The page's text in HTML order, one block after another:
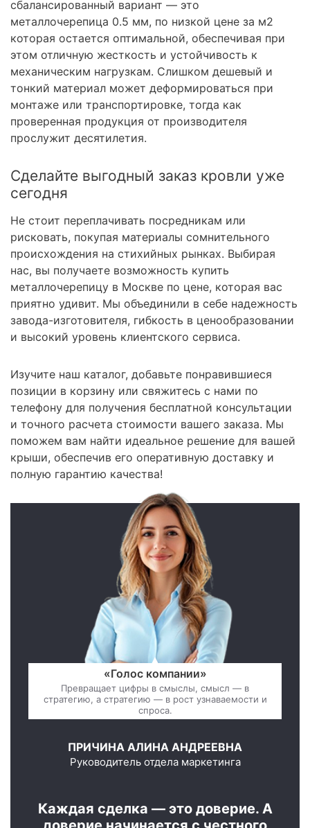
сбалансированный вариант — это
металлочерепица 0.5 мм, по низкой цене за м2
которая остается оптимальной, обеспечивая при
этом отличную жесткость и устойчивость к
механическим нагрузкам. Слишком дешевый и
тонкий материал может деформироваться при
монтаже или транспортировке, тогда как
проверенная продукция от производителя
прослужит десятилетия.
Сделайте выгодный заказ кровли уже
сегодня
Не стоит переплачивать посредникам или
рисковать, покупая материалы сомнительного
происхождения на стихийных рынках. Выбирая
нас, вы получаете возможность купить
металлочерепицу в Москве по цене, которая вас
приятно удивит. Мы объединили в себе надежность
завода-изготовителя, гибкость в ценообразовании
и высокий уровень клиентского сервиса.
Изучите наш каталог, добавьте понравившиеся
позиции в корзину или свяжитесь с нами по
телефону для получения бесплатной консультации
и точного расчета стоимости вашего заказа. Мы
поможем вам найти идеальное решение для вашей
крыши, обеспечив его оперативную доставку и
полную гарантию качества!
«Голос компании»
Превращает цифры в смыслы, смысл — в
стратегию, а стратегию — в рост узнаваемости и
спроса.
ПРИЧИНА АЛИНА АНДРЕЕВНА
Руководитель отдела маркетинга
Каждая сделка — это доверие. А